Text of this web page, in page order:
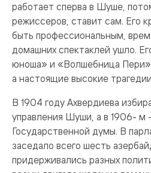
работает сперва в Шуше,
режиссеров, ставит сам. Его
быть профессиональным,
домашних спектаклей ушло.
юноша» и «Волшебница
а настоящие высокие
В 1904 году Ахвердиева
управления Шуши, а в 1906- м
Государственной думы. В
заседало всего шесть
придерживались разных